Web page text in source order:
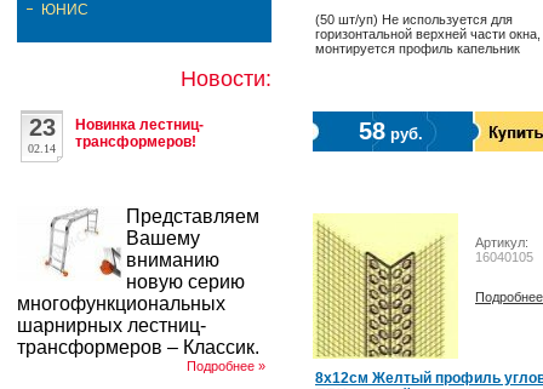
ЮНИС
Новости:
Новинка лестниц-
трансформеров!
23
02.14
Представляем
Вашему
вниманию
новую серию
многофункциональных
шарнирных лестниц-
трансформеров – Классик.
Подробнее »
(50 шт/уп) Не используется для
горизонтальной верхней части окна,
монтируется профиль капельник
58руб.
Артикул:
16040105
8х12см Желтый профиль